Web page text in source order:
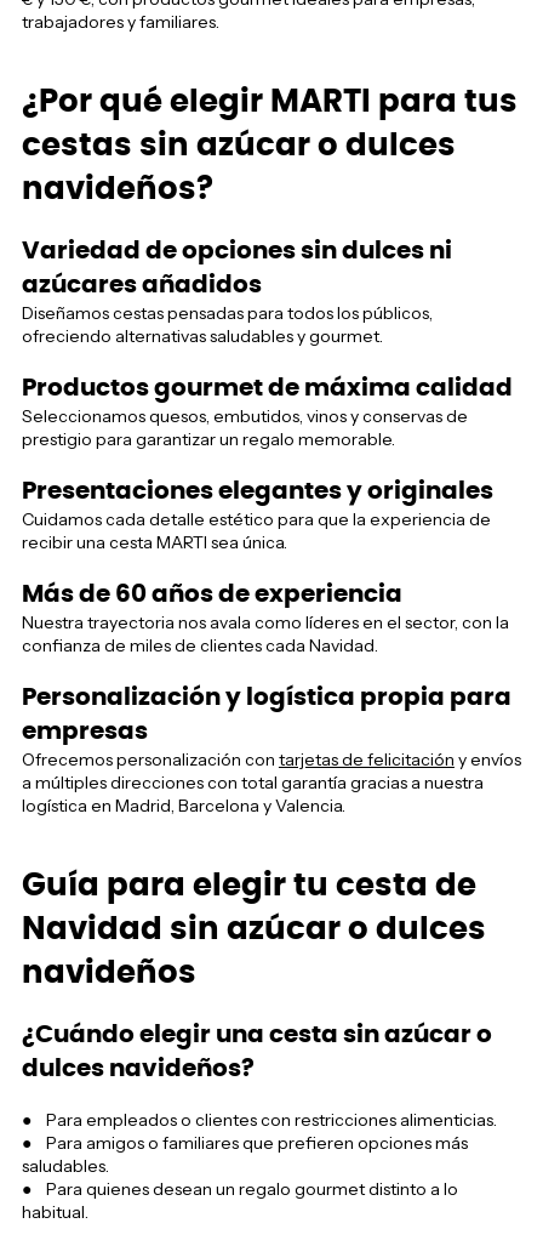
trabajadores y familiares.
¿Por qué elegir MARTI para tus
cestas sin azúcar o dulces
navideños?
Variedad de opciones sin dulces ni
azúcares añadidos
Diseñamos cestas pensadas para todos los públicos,
ofreciendo alternativas saludables y gourmet.
Productos gourmet de máxima calidad
Seleccionamos quesos, embutidos, vinos y conservas de
prestigio para garantizar un regalo memorable.
Presentaciones elegantes y originales
Cuidamos cada detalle estético para que la experiencia de
recibir una cesta MARTI sea única.
Más de 60 años de experiencia
Nuestra trayectoria nos avala como líderes en el sector, con la
confianza de miles de clientes cada Navidad.
Personalización y logística propia para
empresas
Ofrecemos personalización con tarjetas de felicitación y envíos
a múltiples direcciones con total garantía gracias a nuestra
logística en Madrid, Barcelona y Valencia.
Guía para elegir tu cesta de
Navidad sin azúcar o dulces
navideños
¿Cuándo elegir una cesta sin azúcar o
dulces navideños?
● Para empleados o clientes con restricciones alimenticias.
● Para amigos o familiares que prefieren opciones más
saludables.
● Para quienes desean un regalo gourmet distinto a lo
habitual.